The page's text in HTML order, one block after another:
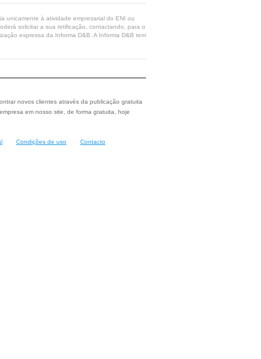
unicamente à atividade empresarial do ENI ou
solicitar a sua retificação, contactando, para o
expressa da Informa D&B. A Informa D&B tem
novos clientes através da publicação gratuita
em nosso site, de forma gratuita, hoje
Condições de uso Contacto